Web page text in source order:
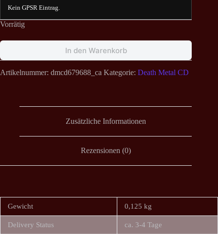
Kein GPSR Eintrag.
Vorrätig
In den Warenkorb
Artikelnummer: dmcd679688_ca Kategorie: Death Metal CD
Zusätzliche Informationen
Rezensionen (0)
Gewicht 0,125 kg
Delivery Status ca. 3-4 Tage